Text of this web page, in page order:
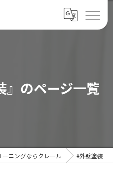
』のページ一覧
ニングならクレール #外壁塗装